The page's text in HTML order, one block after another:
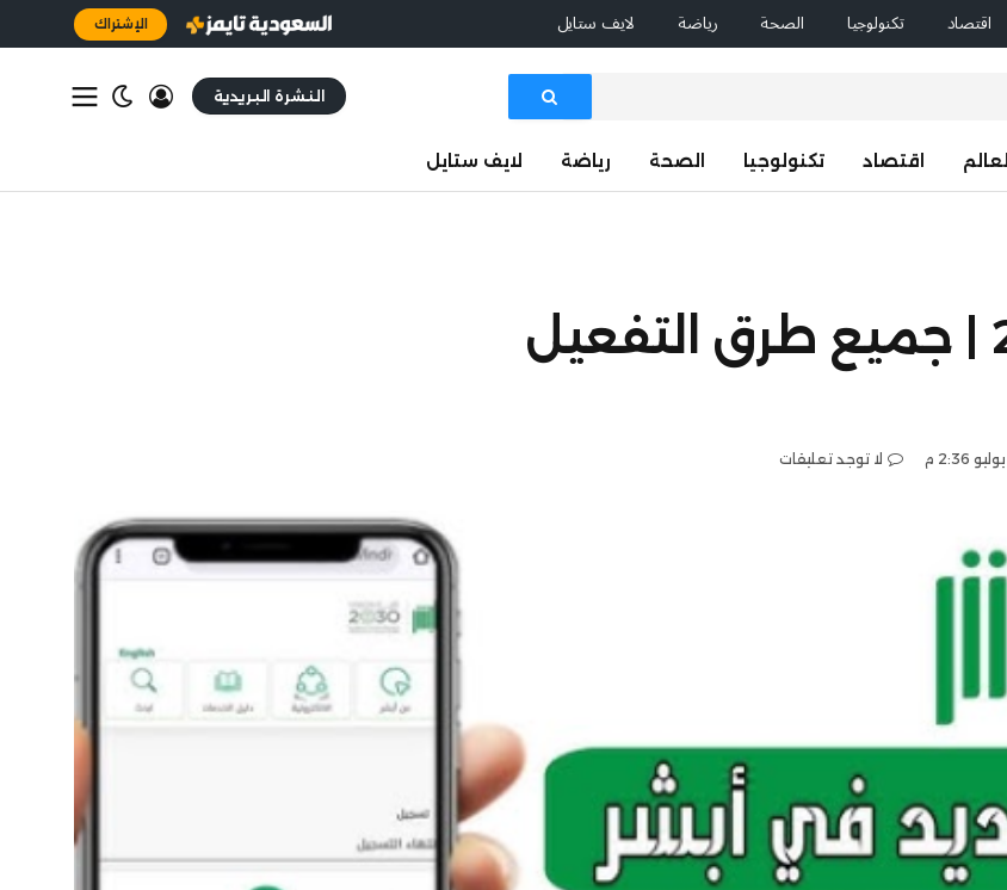
اقتصاد تكنولوجيا الصحة رياضة لايف ستايل الإشتراك
النشرة البريدية
العالم اقتصاد تكنولوجيا الصحة رياضة لايف ستايل
تفعيل حساب أبشر 2026 | جميع طرق التفعيل
لا توجد تعليقات